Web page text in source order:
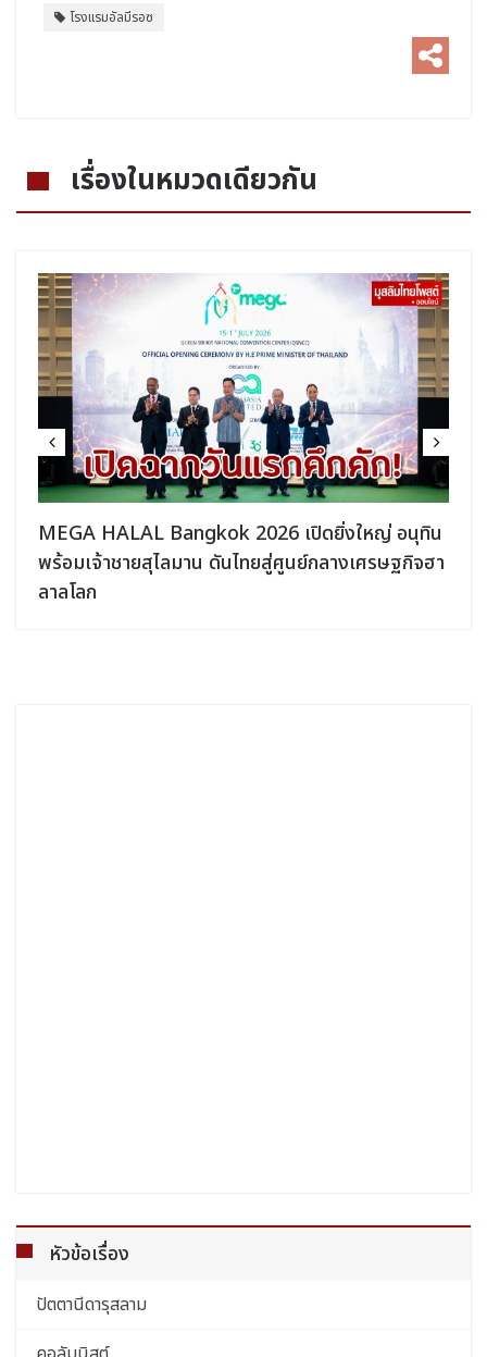
โรงแรมอัลมีรอซ
เรื่องในหมวดเดียวกัน
MEGA HALAL Bangkok 2026 เปิดยิ่งใหญ่ อนุทิน
พร้อมเจ้าชายสุไลมาน ดันไทยสู่ศูนย์กลางเศรษฐกิจฮา
ลาลโลก
หัวข้อเรื่อง
ปัตตานีดารุสลาม